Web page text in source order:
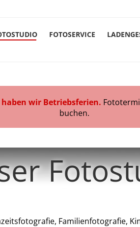
FOTOSERVICE
haben wir Betriebsferien.
buchen.
Familienfotografie,